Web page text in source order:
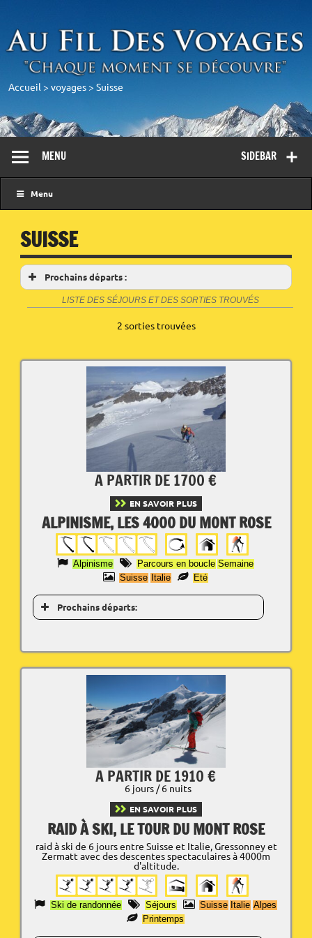
Accueil > voyages> Suisse
SIDEBAR
MENU
Menu
SUISSE
Prochains départs :
LISTE DES SÉJOURS ET DES SORTIES TROUVÉS
2 sorties trouvées
A PARTIR DE 1700 €
EN SAVOIR PLUS
ALPINISME, LES 4000 DU MONT ROSE
Alpinisme Parcours en boucle Semaine
Suisse Italie Eté
Prochains départs:
A PARTIR DE 1910 €
6 jours / 6 nuits
EN SAVOIR PLUS
RAID À SKI, LE TOUR DU MONT ROSE
raid à ski de 6 jours entre Suisse et Italie, Gressonney et
Zermatt avec des descentes spectaculaires à 4000m
d'altitude.
Ski de randonnée Séjours Suisse Italie Alpes
Printemps